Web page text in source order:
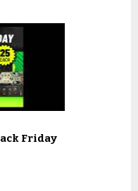
Friday